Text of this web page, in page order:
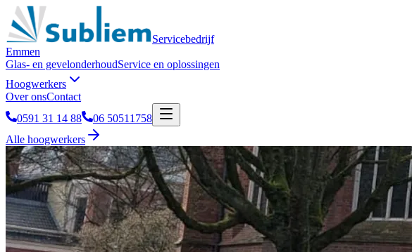
Servicebedrijf
Emmen
Glas- en gevelonderhoudService en oplossingen
Hoogwerkers
Over onsContact
0591 31 14 88
06 50511758
Alle hoogwerkers